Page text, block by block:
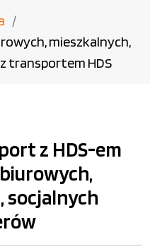
mieszkalnych,
transportem HDS
z HDS-em
socjalnych